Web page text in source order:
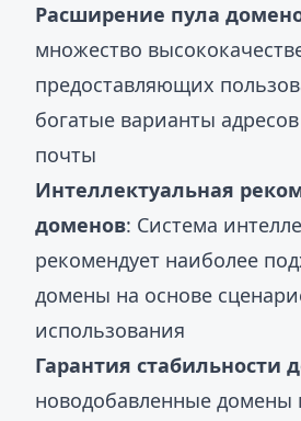
Расширение пула
множество
предоставляющих
богатые варианты
почты
Интеллектуальная
доменов: Система
рекомендует наиболее
домены на основе
использования
Гарантия стабильности
новодобавленные